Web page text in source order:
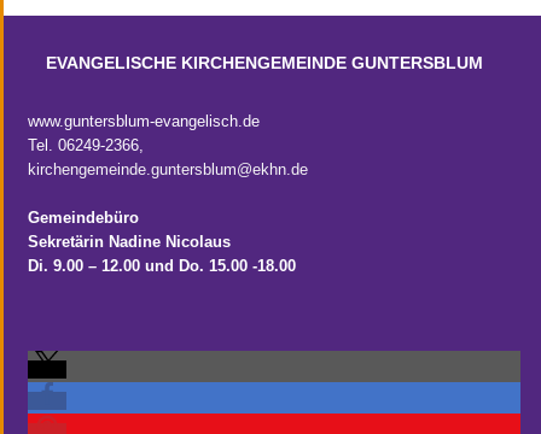
EVANGELISCHE KIRCHENGEMEINDE GUNTERSBLUM
www.guntersblum-evangelisch.de
Tel. 06249-2366,
kirchengemeinde.guntersblum@ekhn.de
Gemeindebüro
Sekretärin Nadine Nicolaus
Di. 9.00 – 12.00 und Do. 15.00 -18.00